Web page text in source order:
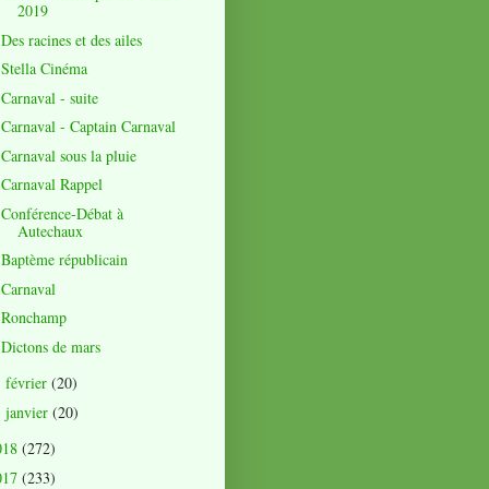
2019
Des racines et des ailes
Stella Cinéma
Carnaval - suite
Carnaval - Captain Carnaval
Carnaval sous la pluie
Carnaval Rappel
Conférence-Débat à
Autechaux
Baptème républicain
Carnaval
Ronchamp
Dictons de mars
février (20)
janvier (20)
(272)
(233)